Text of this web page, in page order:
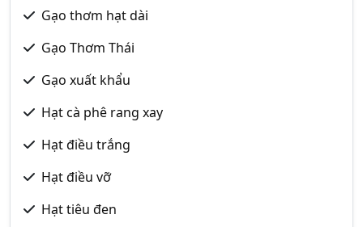
Gạo thơm hạt dài
Gạo Thơm Thái
Gạo xuất khẩu
Hạt cà phê rang xay
Hạt điều trắng
Hạt điều vỡ
Hạt tiêu đen